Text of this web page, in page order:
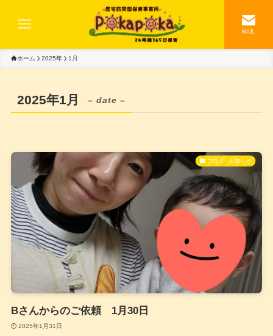
MAIL
ホーム 2025年 1月
2025年1月 – date –
ブログ・お知らせ
Bさんからのご依頼 1月30日
2025年1月31日